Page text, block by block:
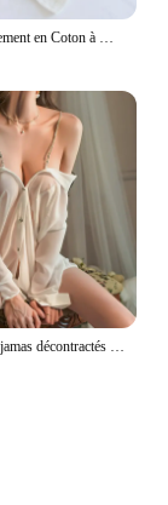
Pyjama d'Allaitement en Coton à Manches sulfpour Femme, Ensemble de Vêtement Post-partum
Ensemble de pyjamas décontractés en mousseline de soie trempée pour femmes, chemise à bretelles, chemise de nuit en Y, vêtements d'intérieur féminins, vêtements de nuit sexy, vêtements de nuit chauds